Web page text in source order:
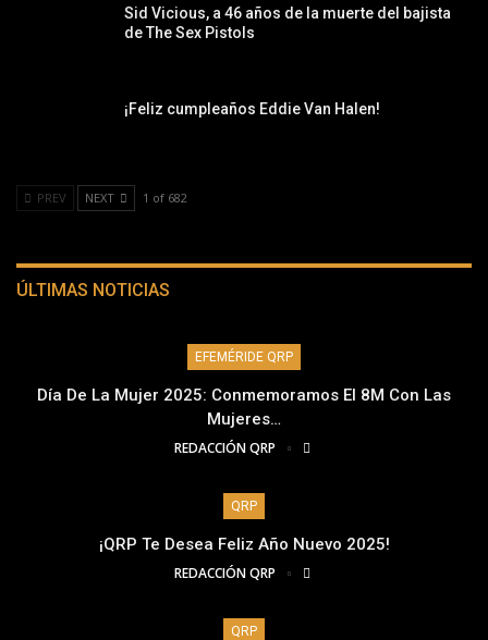
Sid Vicious, a 46 años de la muerte del bajista
de The Sex Pistols
¡Feliz cumpleaños Eddie Van Halen!
PREV NEXT 1 of 682
ÚLTIMAS NOTICIAS
EFEMÉRIDE QRP
Día De La Mujer 2025: Conmemoramos El 8M Con Las
Mujeres…
REDACCIÓN QRP
QRP
¡QRP Te Desea Feliz Año Nuevo 2025!
REDACCIÓN QRP
QRP